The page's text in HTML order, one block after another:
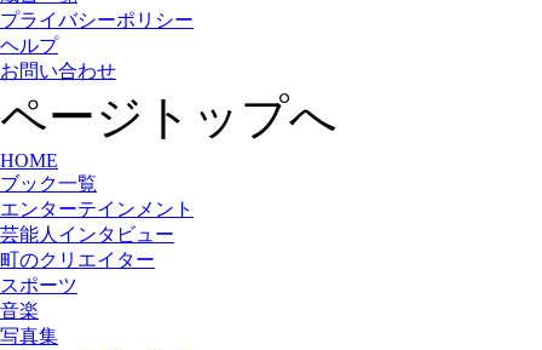
プライバシーポリシー
ヘルプ
お問い合わせ
ページトップへ
HOME
ブック一覧
エンターテインメント
芸能人インタビュー
町のクリエイター
スポーツ
音楽
写真集